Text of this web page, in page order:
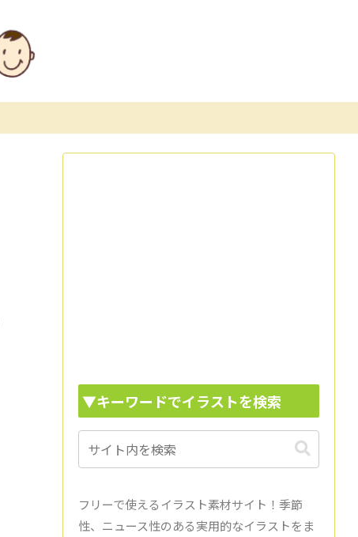
▼キーワードでイラストを検索
フリーで使えるイラスト素材サイト！季節
性、ニュース性のある実用的なイラストをま